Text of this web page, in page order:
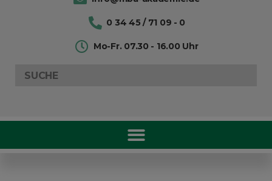
0 34 45 / 71 09 - 0
Mo-Fr. 07.30 - 16.00 Uhr
Search
for: